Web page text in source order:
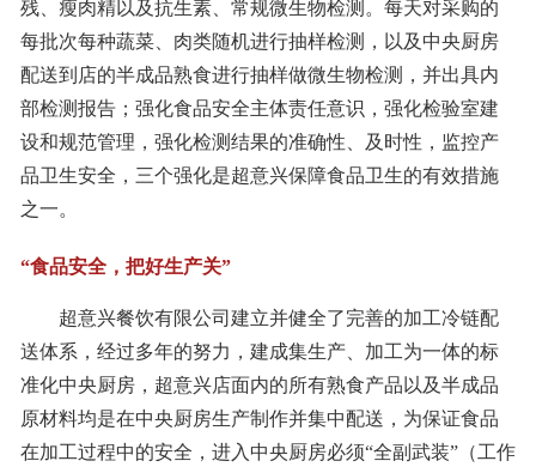
残、瘦肉精以及抗生素、常规微生物检测。每天对采购的
每批次每种蔬菜、肉类随机进行抽样检测，以及中央厨房
配送到店的半成品熟食进行抽样做微生物检测，并出具内
部检测报告；强化食品安全主体责任意识，强化检验室建
设和规范管理，强化检测结果的准确性、及时性，监控产
品卫生安全，三个强化是超意兴保障食品卫生的有效措施
之一。
“食品安全，把好生产关”
超意兴餐饮有限公司建立并健全了完善的加工冷链配
送体系，经过多年的努力，建成集生产、加工为一体的标
准化中央厨房，超意兴店面内的所有熟食产品以及半成品
原材料均是在中央厨房生产制作并集中配送，为保证食品
在加工过程中的安全，进入中央厨房必须“全副武装”（工作